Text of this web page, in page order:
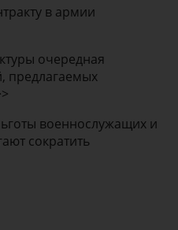
в армии
очередная
предлагаемых
военнослужащих и
сократить